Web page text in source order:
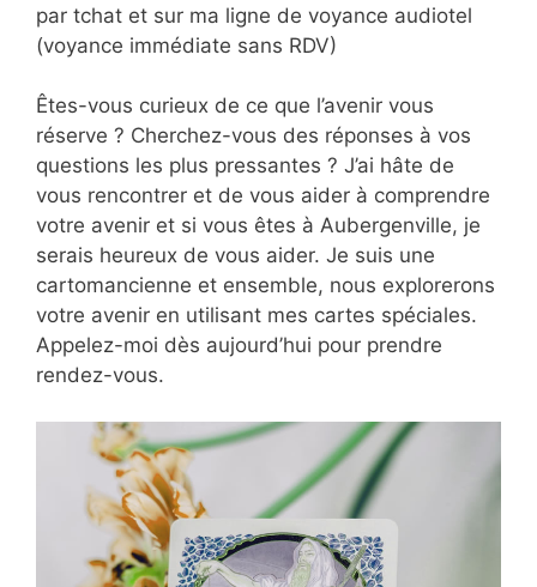
par tchat et sur ma ligne de voyance audiotel
(voyance immédiate sans RDV)
Êtes-vous curieux de ce que l’avenir vous
réserve ? Cherchez-vous des réponses à vos
questions les plus pressantes ? J’ai hâte de
vous rencontrer et de vous aider à comprendre
votre avenir et si vous êtes à Aubergenville, je
serais heureux de vous aider. Je suis une
cartomancienne et ensemble, nous explorerons
votre avenir en utilisant mes cartes spéciales.
Appelez-moi dès aujourd’hui pour prendre
rendez-vous.